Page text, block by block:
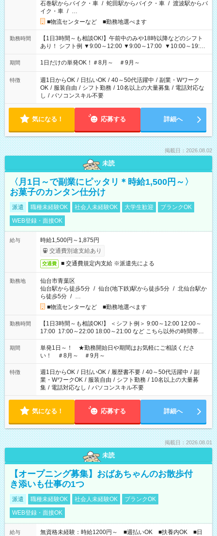
石巻駅からバイク・車 / 蛇田駅からバイク・車 / 渡波駅からバ
イク・車 / …
■物流センターなど ■勤務地選べます
勤務時間
【1日3時間～も相談OK!】午前中のみや18時以降などのシフト
あり！ シフト例 ▼9:00～12:00 ▼9:00～17:00 ▼10:00～19:00
▼18:00～21:00
期間 1日だけの単発OK！＃8月～ ＃9月～
特徴 週1日からOK / 日払いOK / 40～50代活躍中 / 副業・Wワーク
OK / 服装自由 / シフト勤務 / 10名以上の大量募集 / 電話対応な
し / パソコンスキル不要
気になる！ 応募する 詳細へ
掲載日：2026.08.02
未読
〈月1日～で副業にピッタリ＊時給1,500円～〉
お菓子のカンタン仕分け
派遣 職種未経験OK 社会人未経験OK 大学生歓迎
ブランクOK
WEB登録・面接OK
給与
時給1,500円～1,875円
交通費別途支給あり
交通費 ■ 交通費規定内支給 ※派遣先による
勤務地
仙台市青葉区
仙台駅から徒歩5分 / 仙台(地下鉄)駅から徒歩5分 / 北仙台駅か
ら徒歩5分 / …
■物流センターなど ■勤務地選べます
勤務時間
【1日3時間～も相談OK!】 ＜シフト例＞ 9:00～12:00 12:00～
17:00 17:00～22:00 18:00～21:00 など こちら以外の時間帯も
お気軽にご相談ください！
期間
単発1日～！ ★勤務開始日や期間はお気軽にご相談くださ
い！ ＃8月～ ＃9月～
特徴 週1日からOK / 日払いOK / 履歴書不要 / 40～50代活躍中 / 副
業・WワークOK / 服装自由 / シフト勤務 / 10名以上の大量募
集 / 電話対応なし / パソコンスキル不要
気になる！ 応募する 詳細へ
掲載日：2026.08.01
未読
【オープニング募集】おばあちゃんのお散歩付
き添いも仕事の1つ
派遣 職種未経験OK 社会人未経験OK
ブランクOK
WEB登録・面接OK
給与
無資格未経験：時給1200円～ ■週払いOK ■扶養内OK ■日